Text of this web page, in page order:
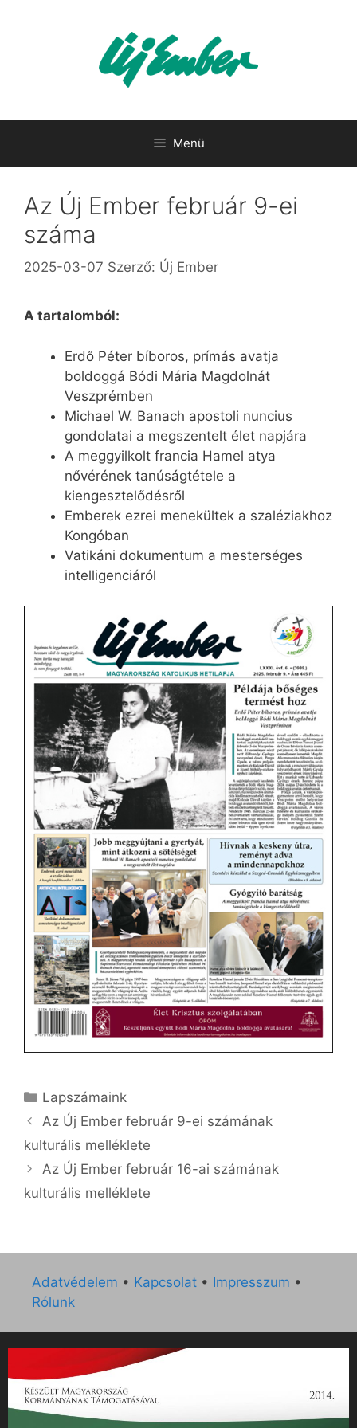
Menü
Az Új Ember február 9-ei
száma
2025-03-07 Szerző: Új Ember
A tartalomból:
Erdő Péter bíboros, prímás avatja
boldoggá Bódi Mária Magdolnát
Veszprémben
Michael W. Banach apostoli nuncius
gondolatai a megszentelt élet napjára
A meggyilkolt francia Hamel atya
nővérének tanúságtétele a
kiengesztelődésről
Emberek ezrei menekültek a szaléziakhoz
Kongóban
Vatikáni dokumentum a mesterséges
intelligenciáról
Kategória
Lapszámaink
Az Új Ember február 9-ei számának
kulturális melléklete
Az Új Ember február 16-ai számának
kulturális melléklete
Adatvédelem • Kapcsolat • Impresszum •
Rólunk